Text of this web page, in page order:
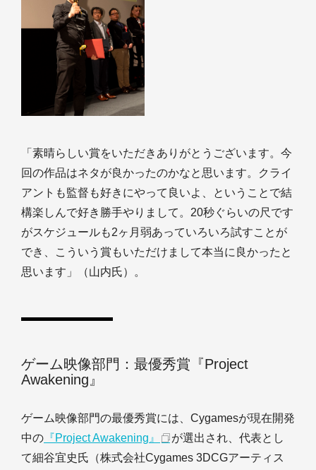
「素晴らしい賞をいただきありがとうございます。今
回の作品はネタが良かったのかなと思います。クライ
アントも監督も好きにやって良いよ、ということで結
構楽しんで好き勝手やりまして。20秒ぐらいの尺です
がスケジュールも2ヶ月弱あっていろいろ試すことが
でき、こういう賞もいただけまして本当に良かったと
思います」（山内氏）。
ゲーム映像部門：最優秀賞『Project
Awakening』
ゲーム映像部門の最優秀賞には、Cygamesが現在開発
中の 『Project Awakening』
が選出され、代表とし
て細谷宜史氏（株式会社Cygames 3DCGアーティス